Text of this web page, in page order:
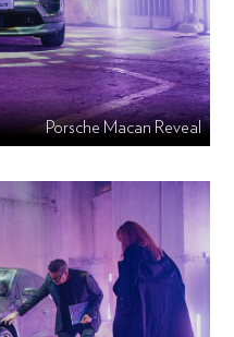
Porsche Macan Reveal